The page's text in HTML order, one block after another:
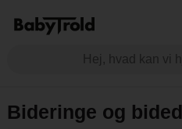
Bideringe og